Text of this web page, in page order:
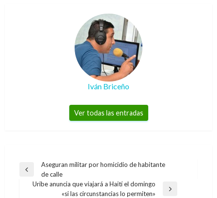
Iván Briceño
Ver todas las entradas
Navegación
Entrada
anterior
Aseguran militar por homicidio de habitante
de calle
Uribe anuncia que viajará a Haití el domingo
«si las circunstancias lo permiten»